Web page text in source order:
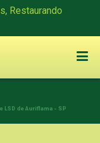
Restaurando
de Auriflama - SP